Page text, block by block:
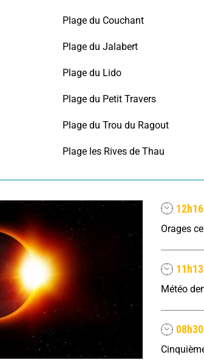
Plage du Couchant
Plage du Jalabert
Plage du Lido
Plage du Petit Travers
Plage du Trou du Ragout
Plage les Rives de Thau
12h16
11h13
08h30